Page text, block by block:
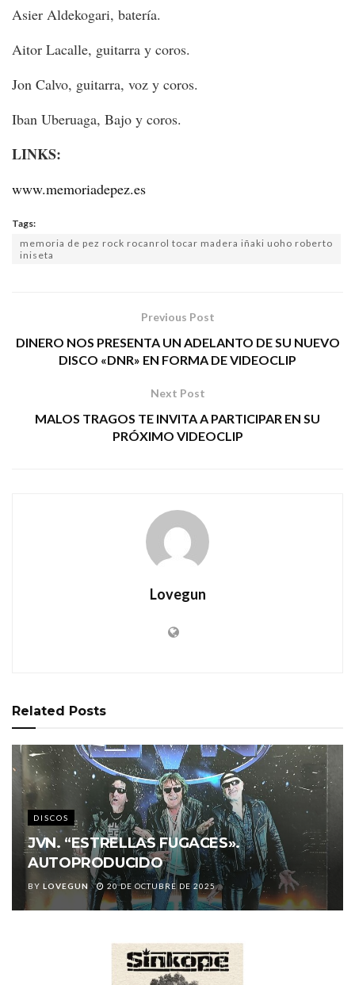
Asier Aldekogari, batería.
Aitor Lacalle, guitarra y coros.
Jon Calvo, guitarra, voz y coros.
Iban Uberuaga, Bajo y coros.
LINKS:
www.memoriadepez.es
Tags:
memoria de pez rock rocanrol tocar madera iñaki uoho roberto
iniseta
Previous Post
DINERO NOS PRESENTA UN ADELANTO DE SU NUEVO
DISCO «DNR» EN FORMA DE VIDEOCLIP
Next Post
MALOS TRAGOS TE INVITA A PARTICIPAR EN SU
PRÓXIMO VIDEOCLIP
Lovegun
Related Posts
DISCOS
JVN. “ESTRELLAS FUGACES».
AUTOPRODUCIDO
BY LOVEGUN 20 DE OCTUBRE DE 2025